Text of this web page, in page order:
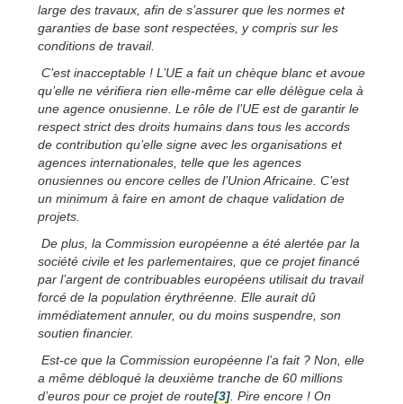
large des travaux, afin de s’assurer que les normes et
garanties de base sont respectées, y compris sur les
conditions de travail.
C’est inacceptable ! L’UE a fait un chèque blanc et avoue
qu’elle ne vérifiera rien elle-même car elle délègue cela à
une agence onusienne. Le rôle de l’UE est de garantir le
respect strict des droits humains dans tous les accords
de contribution qu’elle signe avec les organisations et
agences internationales, telle que les agences
onusiennes ou encore celles de l’Union Africaine. C’est
un minimum à faire en amont de chaque validation de
projets.
De plus, la Commission européenne a été alertée par la
société civile et les parlementaires, que ce projet financé
par l’argent de contribuables européens utilisait du travail
forcé de la population érythréenne. Elle aurait dû
immédiatement annuler, ou du moins suspendre, son
soutien financier.
Est-ce que la Commission européenne l’a fait ? Non, elle
a même débloqué la deuxième tranche de 60 millions
d’euros pour ce projet de route[3] . Pire encore ! On